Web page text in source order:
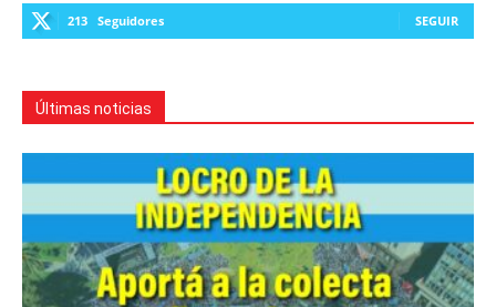
213 Seguidores SEGUIR
Últimas noticias